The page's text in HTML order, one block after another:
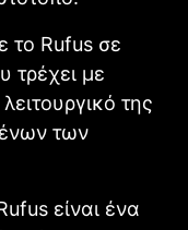
το Rufus σε
τρέχει με
της
των
είναι ένα